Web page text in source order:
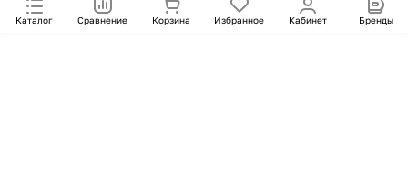
Каталог Сравнение Корзина Избранное Кабинет Бренды